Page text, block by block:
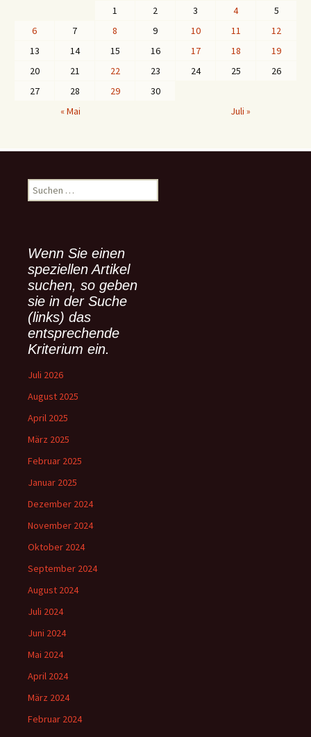
1
2 3 4
5
6
7 8 9 10 11
12
13
14 15 16 17 18
19
20
21 22 23 24 25
26
27
28 29
30
« Mai
Juli »
u
n
n
a
c
h
:
Wenn Sie einen
speziellen Artikel
suchen, so geben
sie in der Suche
(links) das
entsprechende
Kriterium ein.
Juli 2026
August 2025
April 2025
März 2025
Februar 2025
Januar 2025
Dezember 2024
November 2024
Oktober 2024
September 2024
August 2024
Juli 2024
Juni 2024
Mai 2024
April 2024
März 2024
Februar 2024